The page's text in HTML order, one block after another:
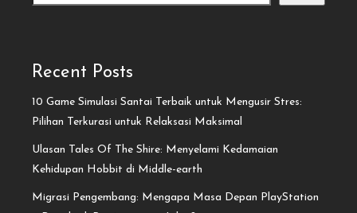
Recent Posts
10 Game Simulasi Santai Terbaik untuk Mengusir Stres:
Pilihan Terkurasi untuk Relaksasi Maksimal
Ulasan Tales Of The Shire: Menyelami Kedamaian
Kehidupan Hobbit di Middle-earth
Migrasi Pengembang: Mengapa Masa Depan PlayStation